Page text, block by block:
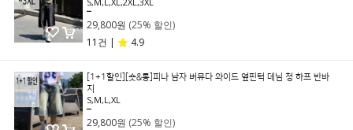
29,800원 (25% 할인)
11건 |
4.9
[1+1할인][숏&롱]피나 남자 버뮤다 와이드 옆핀턱 데님 청 하프 반바
지
S,M,L,XL
29,800원 (25% 할인)